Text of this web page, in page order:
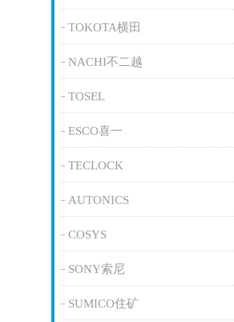
TOKOTA横田
NACHI不二越
TOSEL
ESCO喜一
TECLOCK
AUTONICS
COSYS
SONY索尼
SUMICO住矿